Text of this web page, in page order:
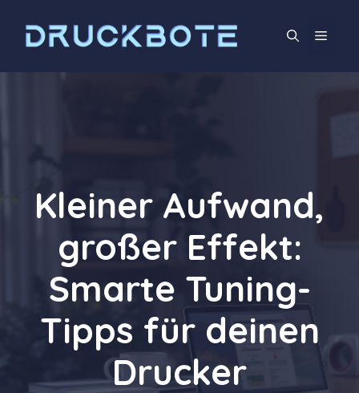
Inhalt
springen
Kleiner Aufwand,
großer Effekt:
Smarte Tuning-
Tipps für deinen
Drucker